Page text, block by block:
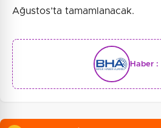
Ağustos’ta tamamlanacak.
Haber :